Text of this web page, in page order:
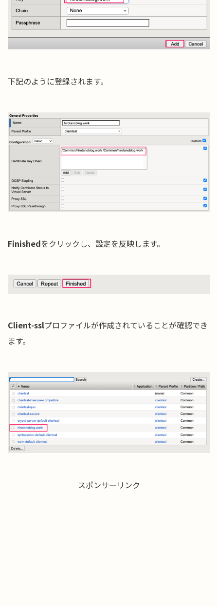
下記のように登録されます。
Finishedをクリックし、設定を反映します。
Client-sslプロファイルが作成されていることが確認でき
ます。
スポンサーリンク